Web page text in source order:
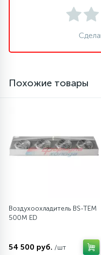
Шкивы барабана
Электронные
Похожие товары
Воздухоохладитель BS-TEM
500M ED
54 500 руб. /шт